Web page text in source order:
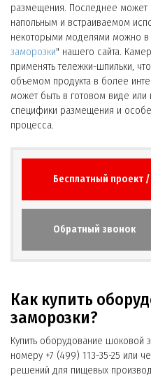
размещения. Последнее может
напольным и встраиваемом
некоторыми моделями можно в
заморозки" нашего сайта.
применять тележки-шпильки,
объемом продукта в более
может быть в готовом виде или
специфики размещения и
процесса.
Бесплатный проект
Обратный звонок
Как купить
заморозки?
Купить оборудование шоковой
номеру +7 (499) 113-35-25 или
решений для пищевых